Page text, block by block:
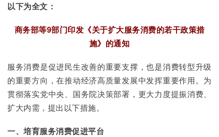
以下为全文：
商务部等9部门印发《关于扩大服务消费的若干政策措
施》的通知
服务消费是促进民生改善的重要支撑，也是消费转型升级
的重要方向，在推动经济高质量发展中发挥重要作用。为
贯彻落实党中央、国务院决策部署，更大力度提振消费、
扩大内需，提出以下措施。
一、培育服务消费促进平台